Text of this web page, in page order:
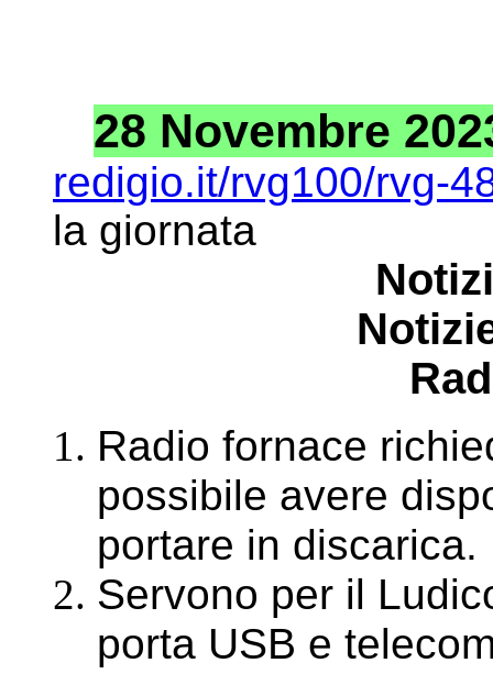
28 Novembre
redigio.it/rvg100/rvg-
la giornata
Radio fornace
possibile avere
portare in discarica.
Servono per il
porta USB e